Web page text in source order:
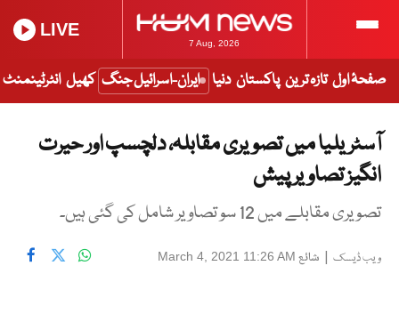
7 Aug, 2026
LIVE
صفحۂ اول تازہ ترین پاکستان دنیا ایران-اسرائیل جنگ کھیل انٹرٹینمنٹ
آسٹریلیا میں تصویری مقابلہ، دلچسپ اور حیرت
انگیز تصاویر پیش
تصویری مقابلے میں 12 سو تصاویر شامل کی گئی ہیں۔
ویب ڈیسک | شائع March 4, 2021 11:26 AM